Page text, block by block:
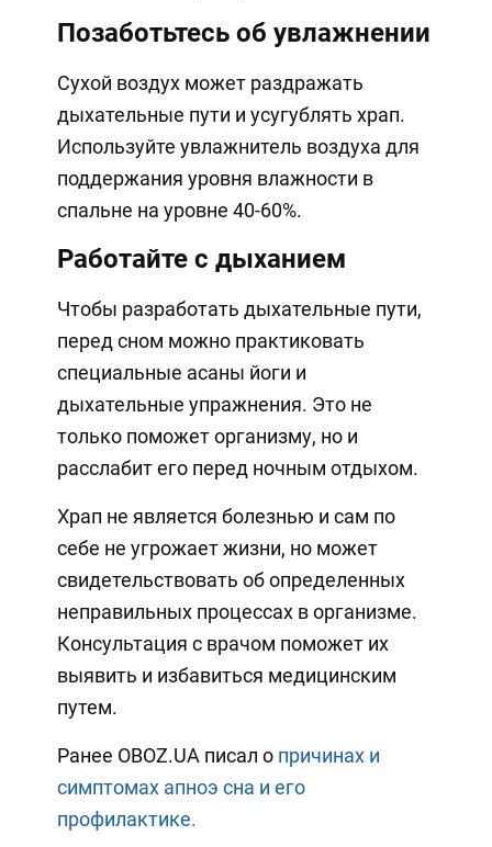
Позаботьтесь об увлажнении
Сухой воздух может раздражать
дыхательные пути и усугублять храп.
Используйте увлажнитель воздуха для
поддержания уровня влажности в
спальне на уровне 40-60%.
Работайте с дыханием
Чтобы разработать дыхательные пути,
перед сном можно практиковать
специальные асаны йоги и
дыхательные упражнения. Это не
только поможет организму, но и
расслабит его перед ночным отдыхом.
Храп не является болезнью и сам по
себе не угрожает жизни, но может
свидетельствовать об определенных
неправильных процессах в организме.
Консультация с врачом поможет их
выявить и избавиться медицинским
путем.
Ранее OBOZ.UA писал о причинах и
симптомах апноэ сна и его
профилактике.